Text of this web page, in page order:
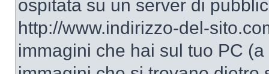
ospitata su un server di
http://www.indirizzo-del-
immagini che hai sul tuo PC